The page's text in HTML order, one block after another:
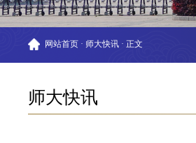
网站首页 · 师大快讯 · 正文
师大快讯